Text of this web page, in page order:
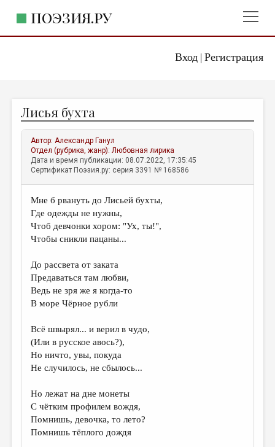
Вход| Регистрация
ПОЭЗИЯ.РУ
ЖАНРЫ
АВТОРЫ
КОММЕНТАРИИ
ЛИТСАЛОН
НОВОСТИ
ПРАВИЛА САЙТА
ИЗБРАННОЕ
ДАЙДЖЕСТ
ПЕРЕВОДЫ
КОНКУРСЫ
КНИЖНАЯ ПОЛКА
ОБЗОР ЛИТЕРАТУРЫ
Лисья бухта
Автор:Александр Ганул
Отдел (рубрика, жанр):Любовная лирика
Дата и время публикации: 08.07.2022, 17:35:45
Сертификат Поэзия.ру: серия 3391 № 168586
Мне б рвануть до Лисьей бухты,
Где одежды не нужны,
Чтоб девчонки хором: "Ух, ты!",
Чтобы сникли пацаны...
До рассвета от заката
Предаваться там любви,
Ведь не зря же я когда-то
В море Чёрное рубли
Всё швырял... и верил в чудо,
(Или в русское авось?),
Но ничто, увы, покуда
Не случилось, не сбылось...
Но лежат на дне монеты
С чётким профилем вождя,
Помнишь, девочка, то лето?
Помнишь тёплого дождя